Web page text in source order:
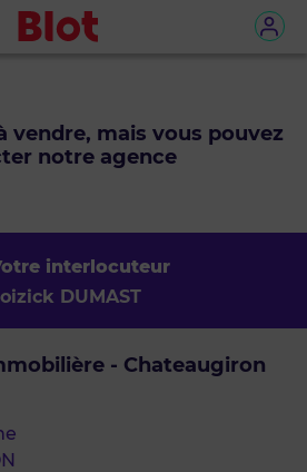
vendre, mais vous pouvez
notre agence
interlocuteur
DUMAST
- Chateaugiron